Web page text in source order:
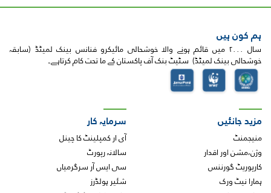
ہم کون ہیں
سال ۲۰۰۰ میں قائم ہونے والا خوشحالی مائیکرو فنانس بینک لمیٹڈ (سابقہ
خوشحالی بینک لمیٹڈ) سٹیٹ بنک آف پاکستان کے ما تحت کام کرتاہے۔
مزید جانئیں
منیجمنٹ
وژن،مشن اور اقدار
کارپوریٹ گورننس
ہمارا نیٹ ورک
سرمایہ کار
آی ار کمپلینٹ کا چینل
سالانہ رپورٹ
سی ایس آر سرگرمیاں
شئیر ہولڈرز